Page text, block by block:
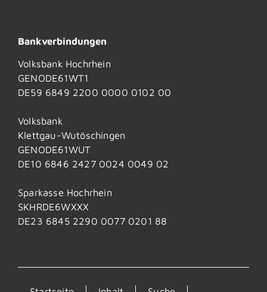
Bankverbindungen
Volksbank Hochrhein
GENODE61WT1
DE59 6849 2200 0000 0102 00
Volksbank
Klettgau-Wutöschingen
GENODE61WUT
DE10 6846 2427 0024 0049 02
Sparkasse Hochrhein
SKHRDE6WXXX
DE23 6845 2290 0077 0201 88